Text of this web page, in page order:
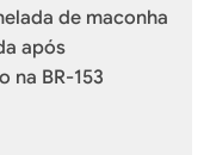
de maconha
após
na BR-153